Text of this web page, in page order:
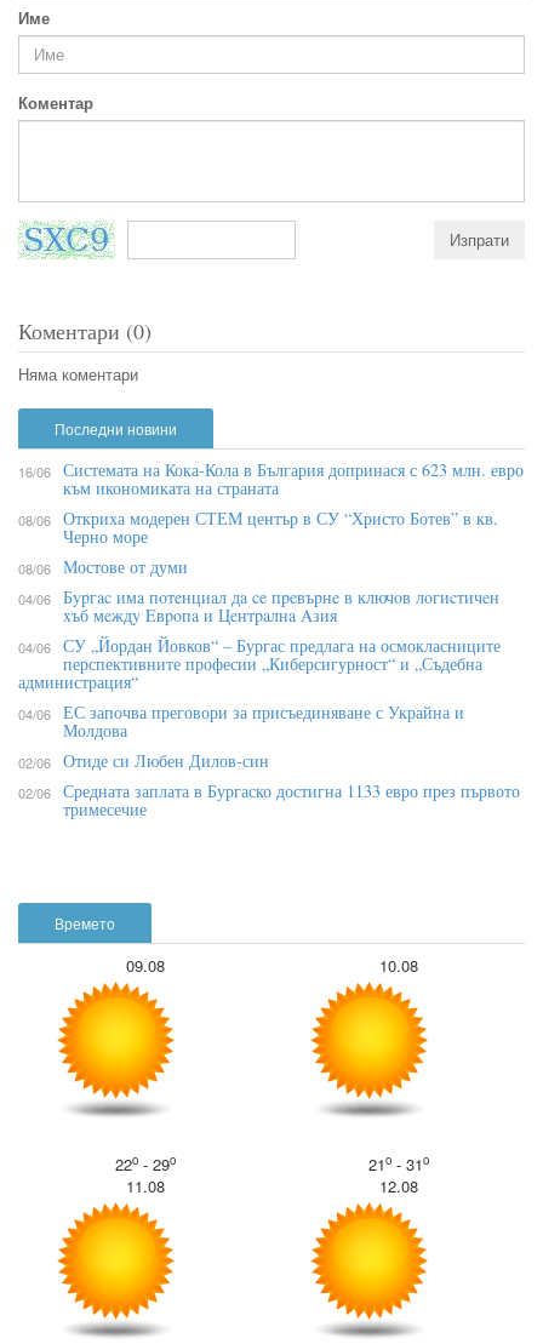
Име
Коментар
Коментари (0)
Няма коментари
Времето
09.08
22o- 29o
10.08
21o- 31o
11.08 12.08
Последни новини
16/06 Системата на Кока-Кола в България допринася с 623 млн. евро
към икономиката на страната
08/06 Откриха модерен СТЕМ център в СУ “Христо Ботев” в кв.
Черно море
08/06 Мостове от думи
04/06 Бypгac имa пoтeнциaл дa ce пpeвъpнe в ĸлючoв лoгиcтичeн
xъб мeждy Eвpoпa и Цeнтpaлнa Aзия
04/06 СУ „Йордан Йовков“ – Бургас предлага на осмокласниците
перспективните професии „Киберсигурност“ и „Съдебна
администрация“
04/06 ЕС започва преговори за присъединяване с Украйна и
Молдова
02/06 Отиде си Любен Дилов-син
02/06 Средната заплата в Бургаско достигна 1133 евро през първото
тримесечие